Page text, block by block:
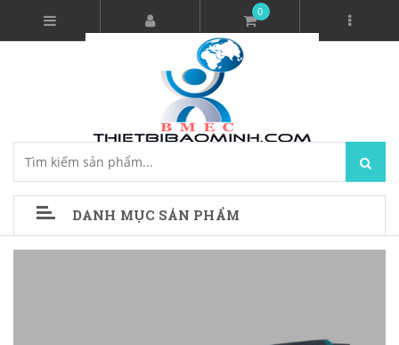
0
DANH MỤC SẢN PHẨM